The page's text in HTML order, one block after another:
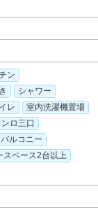
ン
シャワー
レ
室内洗濯機置場
ンロ三口
バルコニー
スペース2台以上